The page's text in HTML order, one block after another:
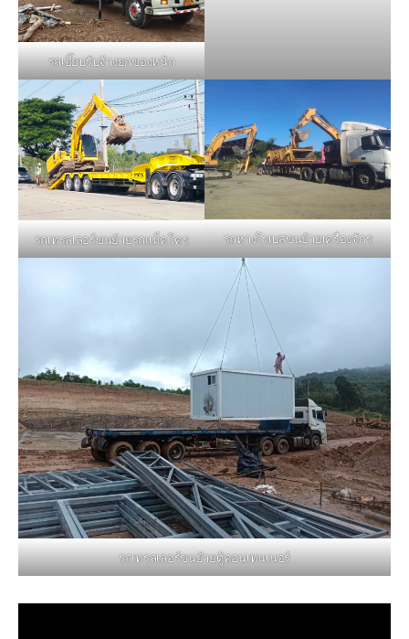
รถเฮี๊ยบรับจ้างยกของหนัก
รถเทรลเลอร์ขนย้ายรถแม็คโคร รถหางโรเบสขนย้ายเครื่องจักร
รถเทรลเลอร์ขนย้ายตู้คอนเทนเนอร์